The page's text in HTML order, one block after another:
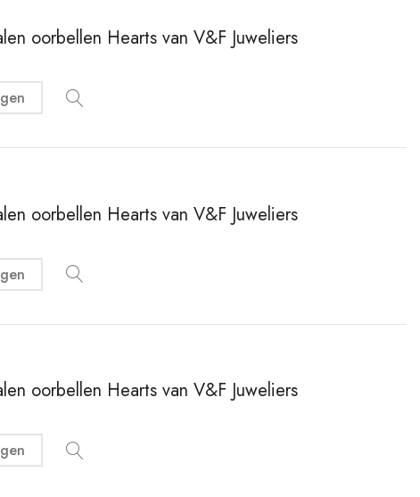
oorbellen Hearts van V&F Juweliers
oorbellen Hearts van V&F Juweliers
oorbellen Hearts van V&F Juweliers